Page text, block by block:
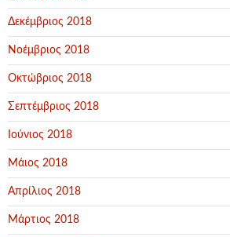
Δεκέμβριος 2018
Νοέμβριος 2018
Οκτώβριος 2018
Σεπτέμβριος 2018
Ιούνιος 2018
Μάιος 2018
Απρίλιος 2018
Μάρτιος 2018